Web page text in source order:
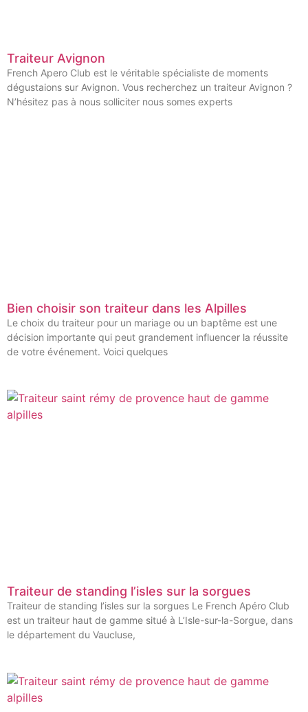
Traiteur Avignon
French Apero Club est le véritable spécialiste de moments
dégustaions sur Avignon. Vous recherchez un traiteur Avignon ?
N’hésitez pas à nous solliciter nous somes experts
Bien choisir son traiteur dans les Alpilles
Le choix du traiteur pour un mariage ou un baptême est une
décision importante qui peut grandement influencer la réussite
de votre événement. Voici quelques
Traiteur de standing l’isles sur la sorgues
Traiteur de standing l’isles sur la sorgues Le French Apéro Club
est un traiteur haut de gamme situé à L’Isle-sur-la-Sorgue, dans
le département du Vaucluse,